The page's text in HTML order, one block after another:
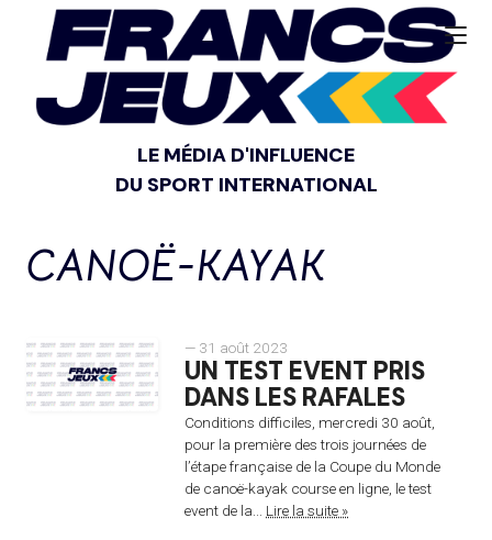
LE MÉDIA D'INFLUENCE
DU SPORT INTERNATIONAL
CANOË-KAYAK
— 31 août 2023
UN TEST EVENT PRIS
DANS LES RAFALES
Conditions difficiles, mercredi 30 août,
pour la première des trois journées de
l’étape française de la Coupe du Monde
de canoë-kayak course en ligne, le test
event de la... Lire la suite »